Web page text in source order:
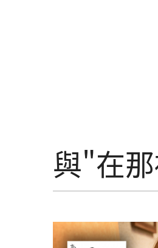
與"在